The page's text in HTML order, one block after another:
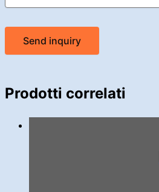
Send inquiry
Prodotti correlati